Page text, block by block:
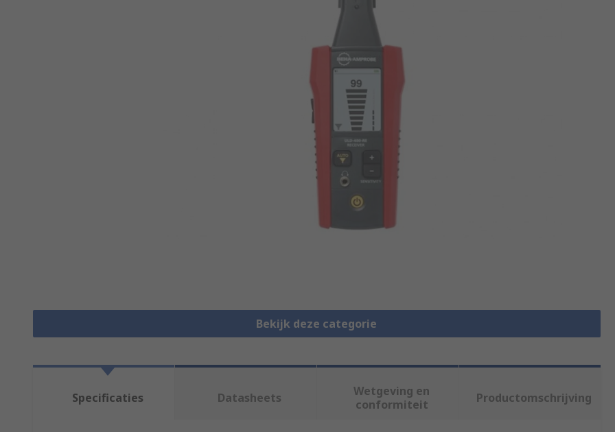
Bekijk deze categorie
Specificaties Datasheets
Wetgeving en
conformiteit
Productomschrijving